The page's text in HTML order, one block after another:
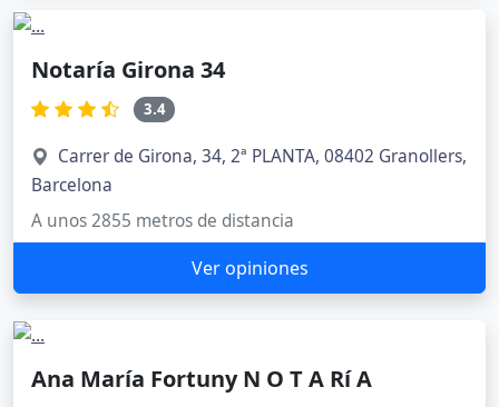
Notaría Girona 34
3.4
Carrer de Girona, 34, 2ª PLANTA, 08402 Granollers,
Barcelona
A unos 2855 metros de distancia
Ver opiniones
Ana María Fortuny N O T A Rí A